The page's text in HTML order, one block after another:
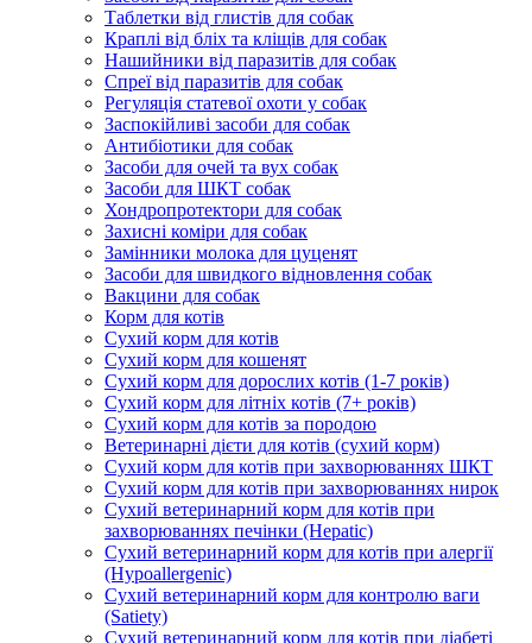
Таблетки від глистів для собак
Краплі від бліх та кліщів для собак
Нашийники від паразитів для собак
Спреї від паразитів для собак
Регуляція статевої охоти у собак
Заспокійливі засоби для собак
Антибіотики для собак
Засоби для очей та вух собак
Засоби для ШКТ собак
Хондропротектори для собак
Захисні коміри для собак
Замінники молока для цуценят
Засоби для швидкого відновлення собак
Вакцини для собак
Корм для котів
Сухий корм для котів
Сухий корм для кошенят
Сухий корм для дорослих котів (1-7 років)
Сухий корм для літніх котів (7+ років)
Сухий корм для котів за породою
Ветеринарні дієти для котів (сухий корм)
Сухий корм для котів при захворюваннях ШКТ
Сухий корм для котів при захворюваннях нирок
Сухий ветеринарний корм для котів при
захворюваннях печінки (Hepatic)
Сухий ветеринарний корм для котів при алергії
(Hypoallergenic)
Сухий ветеринарний корм для контролю ваги
(Satiety)
Сухий ветеринарний корм для котів при діабеті